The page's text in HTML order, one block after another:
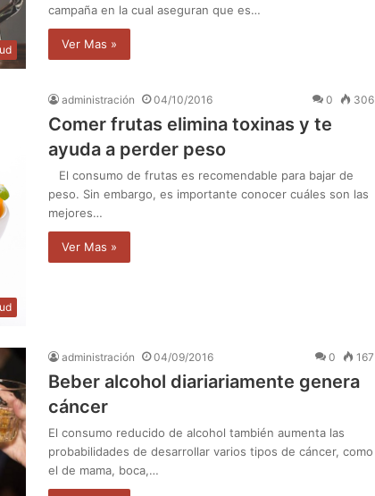
campaña en la cual aseguran que es…
Ver Mas »
administración 04/10/2016 0 306
Comer frutas elimina toxinas y te
ayuda a perder peso
El consumo de frutas es recomendable para bajar de
peso. Sin embargo, es importante conocer cuáles son las
mejores…
Ver Mas »
administración 04/09/2016 0 167
Beber alcohol diariariamente genera
cáncer
El consumo reducido de alcohol también aumenta las
probabilidades de desarrollar varios tipos de cáncer, como
el de mama, boca,…